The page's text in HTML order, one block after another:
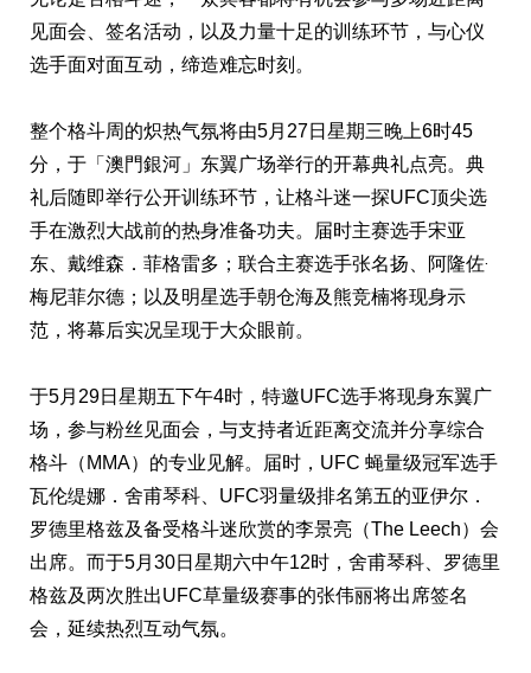
见面会、签名活动，以及力量十足的训练环节，与心仪
选手面对面互动，缔造难忘时刻。
整个格斗周的炽热气氛将由5月27日星期三晚上6时45
分，于「澳門銀河」东翼广场举行的开幕典礼点亮。典
礼后随即举行公开训练环节，让格斗迷一探UFC顶尖选
手在激烈大战前的热身准备功夫。届时主赛选手宋亚
东、戴维森．菲格雷多；联合主赛选手张名扬、阿隆佐‧
梅尼菲尔德；以及明星选手朝仓海及熊竞楠将现身示
范，将幕后实况呈现于大众眼前。
于5月29日星期五下午4时，特邀UFC选手将现身东翼广
场，参与粉丝见面会，与支持者近距离交流并分享综合
格斗（MMA）的专业见解。届时，UFC 蝇量级冠军选手
瓦伦缇娜．舍甫琴科、UFC羽量级排名第五的亚伊尔．
罗德里格兹及备受格斗迷欣赏的李景亮（The Leech）会
出席。而于5月30日星期六中午12时，舍甫琴科、罗德里
格兹及两次胜出UFC草量级赛事的张伟丽将出席签名
会，延续热烈互动气氛。